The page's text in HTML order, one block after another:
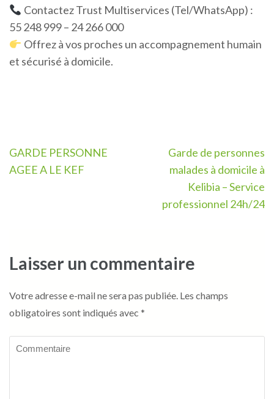
Contactez Trust Multiservices (Tel/WhatsApp) :
55 248 999 – 24 266 000
Offrez à vos proches un accompagnement humain
et sécurisé à domicile.
Navigation
de
GARDE PERSONNE
AGEE A LE KEF
Garde de personnes
malades à domicile à
Kelibia – Service
professionnel 24h/24
Laisser un commentaire
Votre adresse e-mail ne sera pas publiée. Les champs
obligatoires sont indiqués avec *
Commentaire